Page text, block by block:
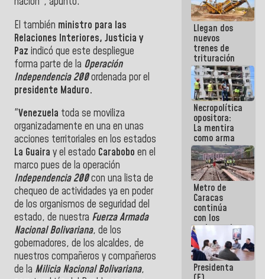
El también ministro para las
Relaciones Interiores, Justicia y
Paz indicó que este despliegue
forma parte de la Operación
Independencia 200ordenada por el
presidente Maduro.
"Venezuela toda se moviliza
organizadamente en una en unas
acciones territoriales en los estados
La Guaira y el estado Carabobo en el
marco pues de la operación
Independencia 200con una lista de
chequeo de actividades ya en poder
de los organismos de seguridad del
estado, de nuestra Fuerza Armada
Nacional Bolivariana, de los
gobernadores, de los alcaldes, de
nuestros compañeros y compañeros
de la Milicia Nacional Bolivariana,
porque lo
que haces
es
embarrarla
Llegan dos
nuevos
trenes de
trituración
para
optimizar
manejo de
escombros
en La Guaira
Necropolítica
opositora:
La mentira
como arma
contra el
Pueblo
Metro de
Caracas
continúa
con los
trabajos de
mantenimiento
e inspección
en la Línea 2
Presidenta